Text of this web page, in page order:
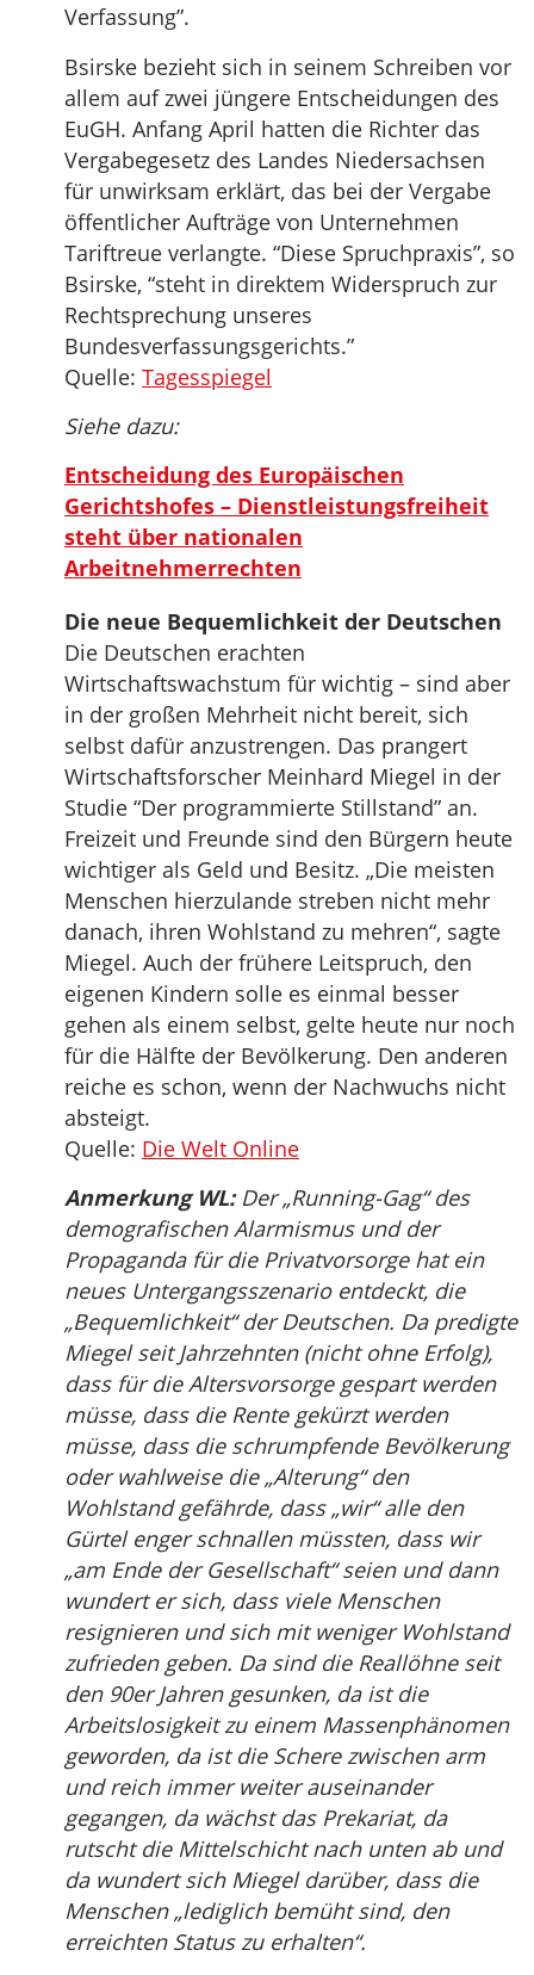
Verfassung”.
Bsirske bezieht sich in seinem Schreiben vor
allem auf zwei jüngere Entscheidungen des
EuGH. Anfang April hatten die Richter das
Vergabegesetz des Landes Niedersachsen
für unwirksam erklärt, das bei der Vergabe
öffentlicher Aufträge von Unternehmen
Tariftreue verlangte. “Diese Spruchpraxis”, so
Bsirske, “steht in direktem Widerspruch zur
Rechtsprechung unseres
Bundesverfassungsgerichts.”
Quelle: Tagesspiegel
Siehe dazu:
Entscheidung des Europäischen
Gerichtshofes – Dienstleistungsfreiheit
steht über nationalen
Arbeitnehmerrechten
Die neue Bequemlichkeit der Deutschen
Die Deutschen erachten
Wirtschaftswachstum für wichtig – sind aber
in der großen Mehrheit nicht bereit, sich
selbst dafür anzustrengen. Das prangert
Wirtschaftsforscher Meinhard Miegel in der
Studie “Der programmierte Stillstand” an.
Freizeit und Freunde sind den Bürgern heute
wichtiger als Geld und Besitz. „Die meisten
Menschen hierzulande streben nicht mehr
danach, ihren Wohlstand zu mehren“, sagte
Miegel. Auch der frühere Leitspruch, den
eigenen Kindern solle es einmal besser
gehen als einem selbst, gelte heute nur noch
für die Hälfte der Bevölkerung. Den anderen
reiche es schon, wenn der Nachwuchs nicht
absteigt.
Quelle: Die Welt Online
Anmerkung WL:Der „Running-Gag“ des
demografischen Alarmismus und der
Propaganda für die Privatvorsorge hat ein
neues Untergangsszenario entdeckt, die
„Bequemlichkeit“ der Deutschen. Da predigte
Miegel seit Jahrzehnten (nicht ohne Erfolg),
dass für die Altersvorsorge gespart werden
müsse, dass die Rente gekürzt werden
müsse, dass die schrumpfende Bevölkerung
oder wahlweise die „Alterung“ den
Wohlstand gefährde, dass „wir“ alle den
Gürtel enger schnallen müssten, dass wir
„am Ende der Gesellschaft“ seien und dann
wundert er sich, dass viele Menschen
resignieren und sich mit weniger Wohlstand
zufrieden geben. Da sind die Reallöhne seit
den 90er Jahren gesunken, da ist die
Arbeitslosigkeit zu einem Massenphänomen
geworden, da ist die Schere zwischen arm
und reich immer weiter auseinander
gegangen, da wächst das Prekariat, da
rutscht die Mittelschicht nach unten ab und
da wundert sich Miegel darüber, dass die
Menschen „lediglich bemüht sind, den
erreichten Status zu erhalten“.